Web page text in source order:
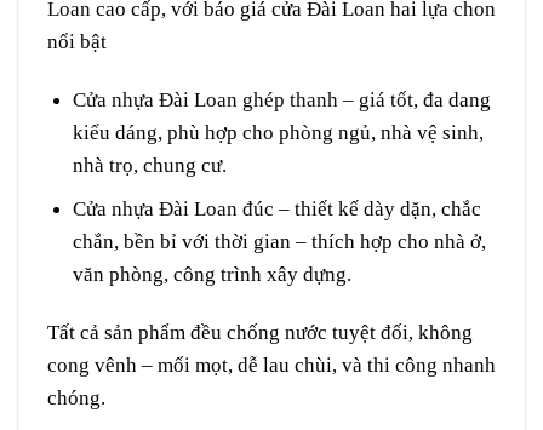
Loan cao cấp, với báo giá cửa Đài Loan hai lựa chon
nổi bật
Cửa nhựa Đài Loan ghép thanh – giá tốt, đa dang
kiểu dáng, phù hợp cho phòng ngủ, nhà vệ sinh,
nhà trọ, chung cư.
Cửa nhựa Đài Loan đúc – thiết kế dày dặn, chắc
chắn, bền bỉ với thời gian – thích hợp cho nhà ở,
văn phòng, công trình xây dựng.
Tất cả sản phẩm đều chống nước tuyệt đối, không
cong vênh – mối mọt, dễ lau chùi, và thi công nhanh
chóng.